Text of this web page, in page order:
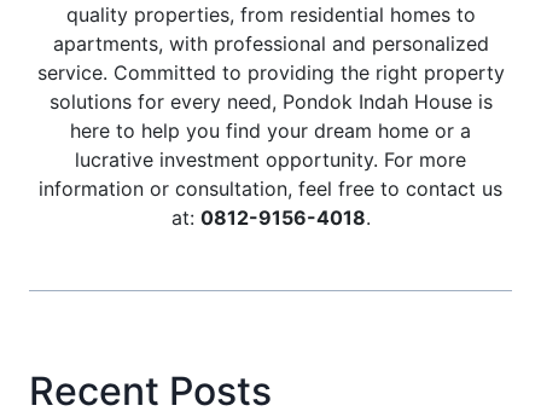
quality properties, from residential homes to
apartments, with professional and personalized
service. Committed to providing the right property
solutions for every need, Pondok Indah House is
here to help you find your dream home or a
lucrative investment opportunity. For more
information or consultation, feel free to contact us
at: 0812-9156-4018.
Recent Posts